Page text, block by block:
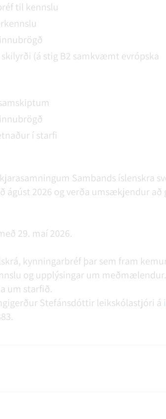
til kennslu
(á stig B2 samkvæmt evrópska
í starfi
Sambands íslenskra
ágúst 2026 og verða umsækjendur
29. maí 2026.
kynningarbréf þar sem fram
og upplýsingar um
um starfið.
Stefánsdóttir leikskólastjóri á